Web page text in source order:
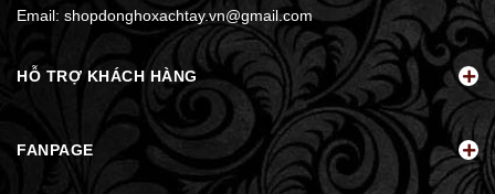
Email: shopdonghoxachtay.vn@gmail.com
HỖ TRỢ KHÁCH HÀNG
FANPAGE